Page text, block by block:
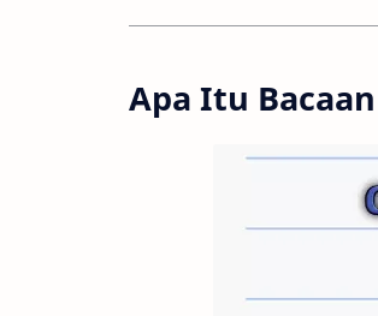
Apa Itu